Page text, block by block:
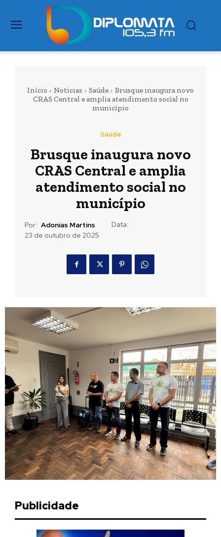
Início Notícias Saúde
Brusque inaugura novo
CRAS Central e amplia atendimento social no
município
Saúde
Brusque inaugura novo
CRAS Central e amplia
atendimento social no
município
Por: Adonias Martins
Data:
23 de outubro de 2025
Publicidade